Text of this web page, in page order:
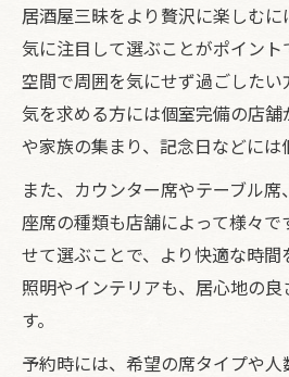
居酒屋三昧をより贅沢に楽しむ
気に注目して選ぶことがポイン
空間で周囲を気にせず過ごした
気を求める方には個室完備の店
や家族の集まり、記念日などには
また、カウンター席やテーブル席
座席の種類も店舗によって様々で
せて選ぶことで、より快適な時間
照明やインテリアも、居心地の
す。
予約時には、希望の席タイプや